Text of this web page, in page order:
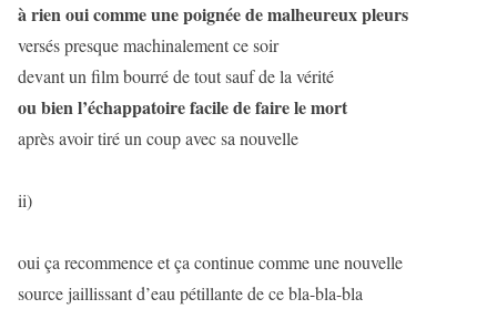
à rien oui comme une poignée de malheureux pleurs
versés presque machinalement ce soir
devant un film bourré de tout sauf de la vérité
ou bien l’échappatoire facile de faire le mort
après avoir tiré un coup avec sa nouvelle
ii)
oui ça recommence et ça continue comme une nouvelle
source jaillissant d’eau pétillante de ce bla-bla-bla